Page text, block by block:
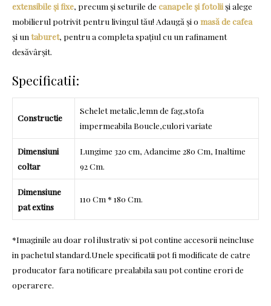
extensibile și fixe, precum și seturile de canapele și fotoliiși alege
mobilierul potrivit pentru livingul tău! Adaugă și o masă de cafea
și un taburet, pentru a completa spațiul cu un rafinament
desăvârșit.
Specificatii:
Constructie
Schelet metalic,lemn de fag,stofa
impermeabila Boucle,culori variate
Dimensiuni
coltar
Lungime 320 cm, Adancime 280 Cm, Inaltime
92 Cm.
Dimensiune
pat extins
110 Cm * 180 Cm.
*Imaginile au doar rol ilustrativ si pot contine accesorii neincluse
in pachetul standard.Unele specificatii pot fi modificate de catre
producator fara notificare prealabila sau pot contine erori de
operarere.